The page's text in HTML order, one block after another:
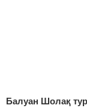
Балуан Шолақ